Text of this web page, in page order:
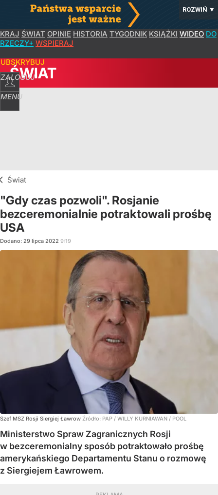
ROZWIŃ ▼
KRAJ ŚWIAT OPINIE HISTORIA TYGODNIK KSIĄŻKI WIDEO DO
RZECZY+ WSPIERAJ
ZALOGUJ
MENU
ŚWIAT
Świat
"Gdy czas pozwoli". Rosjanie
bezceremonialnie potraktowali prośbę
USA
Dodano: 29 lipca 2022 9:19
Szef MSZ Rosji Siergiej Ławrow Źródło: PAP / WILLY KURNIAWAN / POOL
Ministerstwo Spraw Zagranicznych Rosji
w bezceremonialny sposób potraktowało prośbę
amerykańskiego Departamentu Stanu o rozmowę
z Siergiejem Ławrowem.